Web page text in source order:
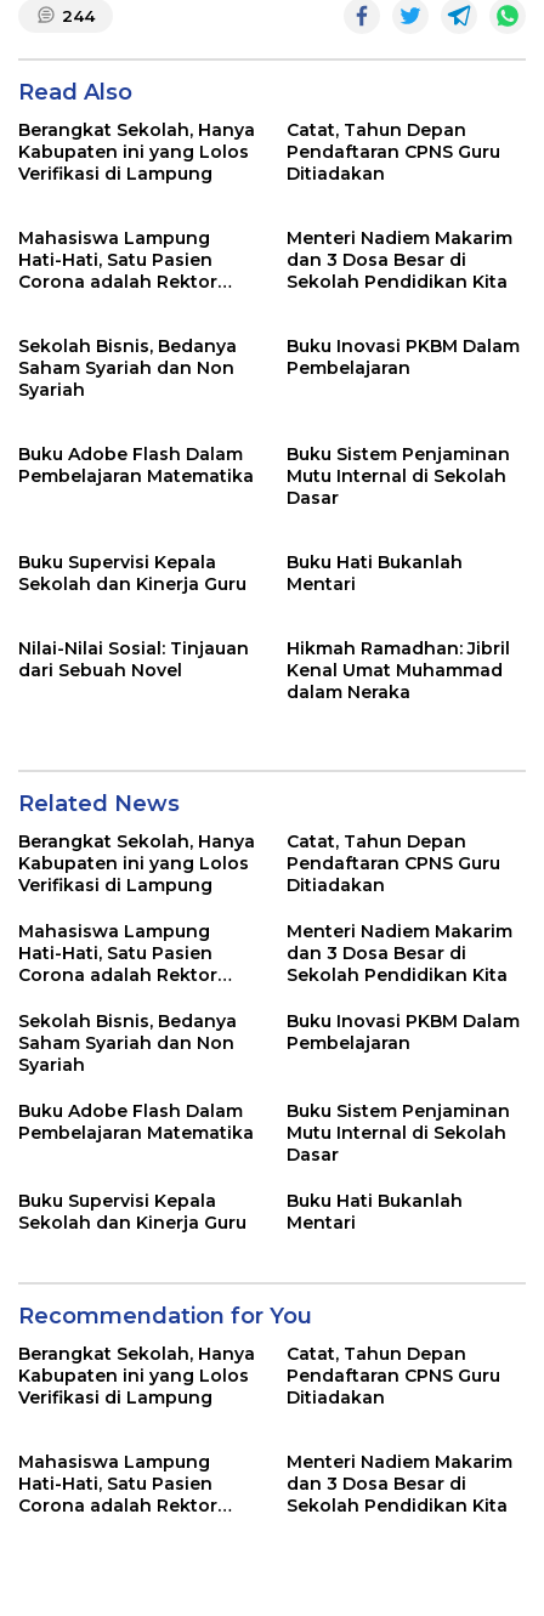
244
Read Also
Berangkat Sekolah, Hanya
Kabupaten ini yang Lolos
Verifikasi di Lampung
Catat, Tahun Depan
Pendaftaran CPNS Guru
Ditiadakan
Mahasiswa Lampung
Hati-Hati, Satu Pasien
Corona adalah Rektor
Menteri Nadiem Makarim
dan 3 Dosa Besar di
Sekolah Pendidikan Kita
Sekolah Bisnis, Bedanya
Saham Syariah dan Non
Syariah
Buku Inovasi PKBM Dalam
Pembelajaran
Buku Adobe Flash Dalam
Pembelajaran Matematika
Buku Sistem Penjaminan
Mutu Internal di Sekolah
Dasar
Buku Supervisi Kepala
Sekolah dan Kinerja Guru
Buku Hati Bukanlah
Mentari
Nilai-Nilai Sosial: Tinjauan
dari Sebuah Novel
Hikmah Ramadhan: Jibril
Kenal Umat Muhammad
dalam Neraka
Related News
Berangkat Sekolah, Hanya
Kabupaten ini yang Lolos
Verifikasi di Lampung
Catat, Tahun Depan
Pendaftaran CPNS Guru
Ditiadakan
Mahasiswa Lampung
Hati-Hati, Satu Pasien
Corona adalah Rektor
Menteri Nadiem Makarim
dan 3 Dosa Besar di
Sekolah Pendidikan Kita
Sekolah Bisnis, Bedanya
Saham Syariah dan Non
Syariah
Buku Inovasi PKBM Dalam
Pembelajaran
Buku Adobe Flash Dalam
Pembelajaran Matematika
Buku Sistem Penjaminan
Mutu Internal di Sekolah
Dasar
Buku Supervisi Kepala
Sekolah dan Kinerja Guru
Buku Hati Bukanlah
Mentari
Recommendation for You
Berangkat Sekolah, Hanya
Kabupaten ini yang Lolos
Verifikasi di Lampung
Catat, Tahun Depan
Pendaftaran CPNS Guru
Ditiadakan
Mahasiswa Lampung
Hati-Hati, Satu Pasien
Corona adalah Rektor
Menteri Nadiem Makarim
dan 3 Dosa Besar di
Sekolah Pendidikan Kita